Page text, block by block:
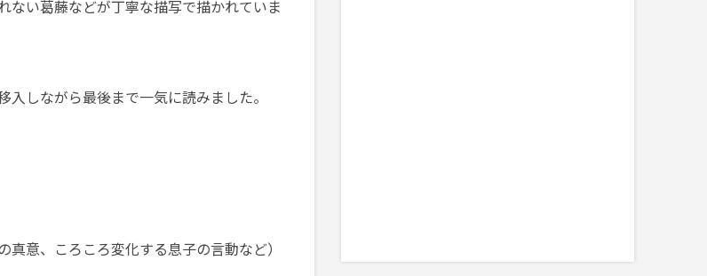
ない葛藤などが丁寧な描写で描かれていま
しながら最後まで一気に読みました。
意、ころころ変化する息子の言動など）